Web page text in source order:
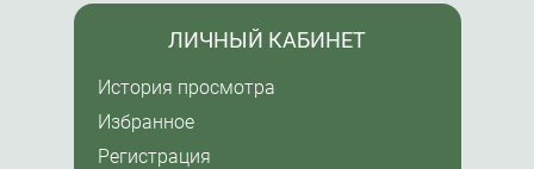
ЛИЧНЫЙ КАБИНЕТ
История просмотра
Избранное
Регистрация